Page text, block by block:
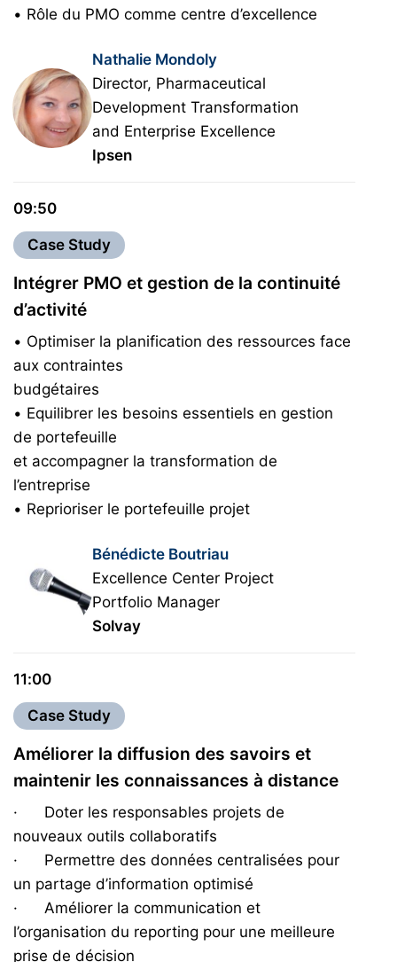
• Rôle du PMO comme centre d’excellence
Nathalie Mondoly
Director, Pharmaceutical
Development Transformation
and Enterprise Excellence
Ipsen
09:50
Case Study
Intégrer PMO et gestion de la continuité
d’activité
• Optimiser la planification des ressources face
aux contraintes
budgétaires
• Equilibrer les besoins essentiels en gestion
de portefeuille
et accompagner la transformation de
l’entreprise
• Reprioriser le portefeuille projet
Bénédicte Boutriau
Excellence Center Project
Portfolio Manager
Solvay
11:00
Case Study
Améliorer la diffusion des savoirs et
maintenir les connaissances à distance
· Doter les responsables projets de
nouveaux outils collaboratifs
· Permettre des données centralisées pour
un partage d’information optimisé
· Améliorer la communication et
l’organisation du reporting pour une meilleure
prise de décision